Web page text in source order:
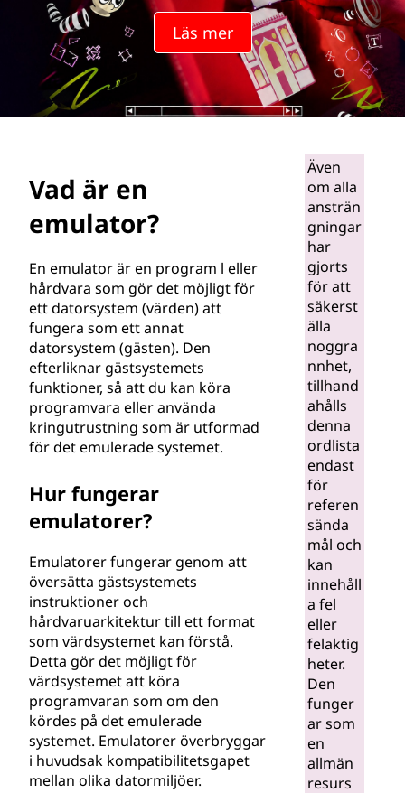
o
Läs mer
Vad är en
emulator?
En emulator är en program l eller
hårdvara som gör det möjligt för
ett datorsystem (värden) att
fungera som ett annat
datorsystem (gästen). Den
efterliknar gästsystemets
funktioner, så att du kan köra
programvara eller använda
kringutrustning som är utformad
för det emulerade systemet.
Hur fungerar
emulatorer?
Emulatorer fungerar genom att
översätta gästsystemets
instruktioner och
hårdvaruarkitektur till ett format
som värdsystemet kan förstå.
Detta gör det möjligt för
värdsystemet att köra
programvaran som om den
kördes på det emulerade
systemet. Emulatorer överbryggar
i huvudsak kompatibilitetsgapet
mellan olika datormiljöer.
Även
om alla
ansträn
gningar
har
gjorts
för att
säkerst
älla
noggra
nnhet,
tillhand
ahålls
denna
ordlista
endast
för
referen
sända
mål och
kan
innehåll
a fel
eller
felaktig
heter.
Den
funger
ar som
en
allmän
resurs